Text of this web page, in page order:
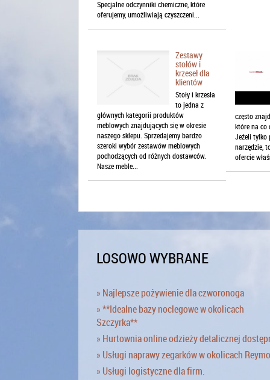
Specjalne odczynniki chemiczne, które
oferujemy, umożliwiają czyszczeni...
Zestawy
stołów i
krzeseł dla
klientów
Stoły i krzesła
to jedna z
głównych kategorii produktów
meblowych znajdujących się w okresie
naszego sklepu. Sprzedajemy bardzo
szeroki wybór zestawów meblowych
pochodzących od różnych dostawców.
Nasze meble...
często
które na co
Jeżeli tylko
narzędzie,
ofercie
LOSOWO WYBRANE
» Najlepsze pożywienie dla czworonoga
» **Idealne bazy noclegowe w okolicach
Szczyrka**
» Hurtownia online odzieży detalicznej
» Usługi naprawy zegarków w okolicach
» Usługi logistyczne dla firm.